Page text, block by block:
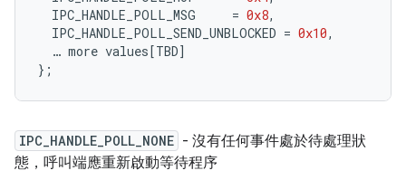
IPC_HANDLE_POLL_MSG
= 0x8,
IPC_HANDLE_POLL_SEND_UNBLOCKED = 0x10,
… more values[TBD]
};
IPC_HANDLE_POLL_NONE - 沒有任何事件處於待處理狀
態，呼叫端應重新啟動等待程序